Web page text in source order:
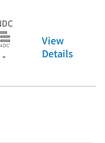
-
View
Details